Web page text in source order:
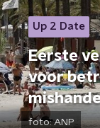
Up 2 Date
Eerste
voor
foto:ANP